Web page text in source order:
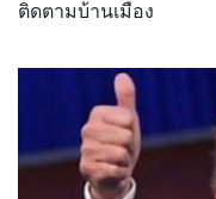
ติดตามบ้านเมือง